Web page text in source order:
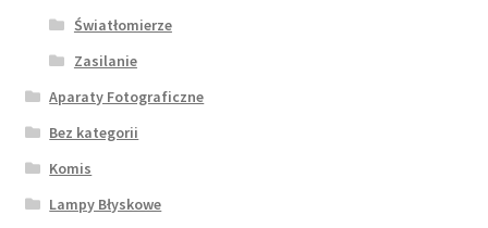
Światłomierze
Zasilanie
Aparaty Fotograficzne
Bez kategorii
Komis
Lampy Błyskowe